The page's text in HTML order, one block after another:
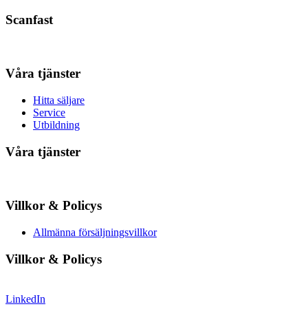
Scanfast
Våra tjänster
Hitta säljare
Service
Utbildning
Våra tjänster
Villkor & Policys
Allmänna försäljningsvillkor
Villkor & Policys
LinkedIn